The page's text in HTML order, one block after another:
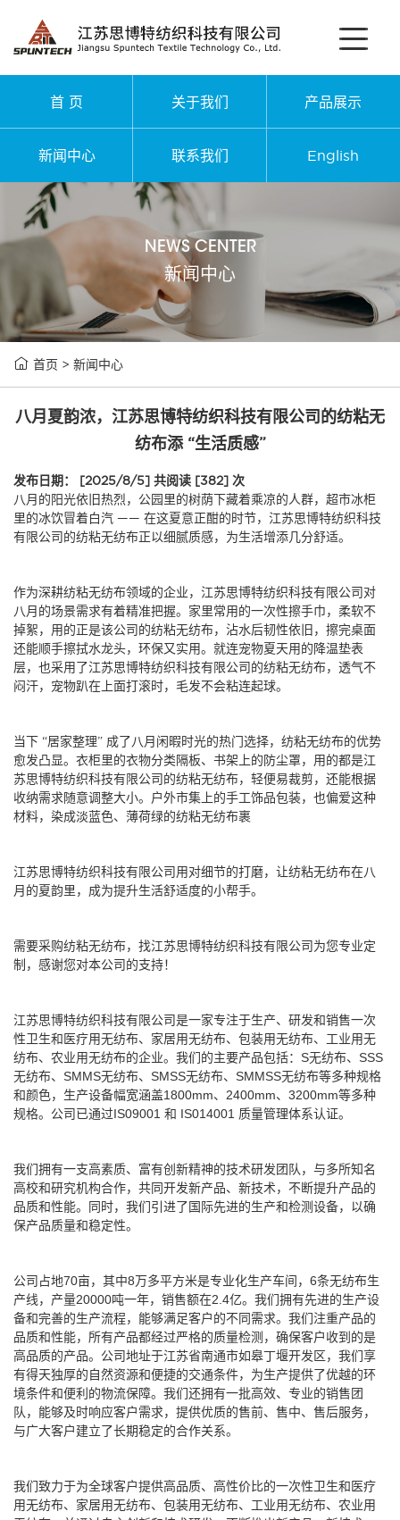
首 页 关于我们 产品展示
新闻中心 联系我们 English
NEWS CENTER
新闻中心
 首页 > 新闻中心
八月夏韵浓，江苏思博特纺织科技有限公司的纺粘无
纺布添 “生活质感”
发布日期： [2025/8/5] 共阅读 [382] 次
八月的阳光依旧热烈，公园里的树荫下藏着乘凉的人群，超市冰柜
里的冰饮冒着白汽 —— 在这夏意正酣的时节，江苏思博特纺织科技
有限公司的纺粘无纺布正以细腻质感，为生活增添几分舒适。
作为深耕纺粘无纺布领域的企业，江苏思博特纺织科技有限公司对
八月的场景需求有着精准把握。家里常用的一次性擦手巾，柔软不
掉絮，用的正是该公司的纺粘无纺布，沾水后韧性依旧，擦完桌面
还能顺手擦拭水龙头，环保又实用。就连宠物夏天用的降温垫表
层，也采用了江苏思博特纺织科技有限公司的纺粘无纺布，透气不
闷汗，宠物趴在上面打滚时，毛发不会粘连起球。
当下 “居家整理” 成了八月闲暇时光的热门选择，纺粘无纺布的优势
愈发凸显。衣柜里的衣物分类隔板、书架上的防尘罩，用的都是江
苏思博特纺织科技有限公司的纺粘无纺布，轻便易裁剪，还能根据
收纳需求随意调整大小。户外市集上的手工饰品包装，也偏爱这种
材料，染成淡蓝色、薄荷绿的纺粘无纺布裹
江苏思博特纺织科技有限公司用对细节的打磨，让纺粘无纺布在八
月的夏韵里，成为提升生活舒适度的小帮手。
需要采购纺粘无纺布，找江苏思博特纺织科技有限公司为您专业定
制，感谢您对本公司的支持！
江苏思博特纺织科技有限公司是一家专注于生产、研发和销售一次
性卫生和医疗用无纺布、家居用无纺布、包装用无纺布、工业用无
纺布、农业用无纺布的企业。我们的主要产品包括：S无纺布、SSS
无纺布、SMMS无纺布、SMSS无纺布、SMMSS无纺布等多种规格
和颜色，生产设备幅宽涵盖1800mm、2400mm、3200mm等多种
规格。公司已通过IS09001 和 IS014001 质量管理体系认证。
我们拥有一支高素质、富有创新精神的技术研发团队，与多所知名
高校和研究机构合作，共同开发新产品、新技术，不断提升产品的
品质和性能。同时，我们引进了国际先进的生产和检测设备，以确
保产品质量和稳定性。
公司占地70亩，其中8万多平方米是专业化生产车间，6条无纺布生
产线，产量20000吨一年，销售额在2.4亿。我们拥有先进的生产设
备和完善的生产流程，能够满足客户的不同需求。我们注重产品的
品质和性能，所有产品都经过严格的质量检测，确保客户收到的是
高品质的产品。公司地址于江苏省南通市如皋丁堰开发区，我们享
有得天独厚的自然资源和便捷的交通条件，为生产提供了优越的环
境条件和便利的物流保障。我们还拥有一批高效、专业的销售团
队，能够及时响应客户需求，提供优质的售前、售中、售后服务，
与广大客户建立了长期稳定的合作关系。
我们致力于为全球客户提供高品质、高性价比的一次性卫生和医疗
用无纺布、家居用无纺布、包装用无纺布、工业用无纺布、农业用